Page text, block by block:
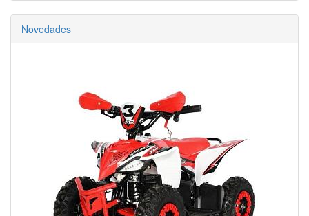
Novedades